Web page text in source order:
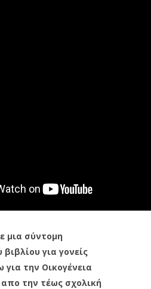
μια σύντομη
για γονείς
την Οικογένεια
απο την τέως σχολική